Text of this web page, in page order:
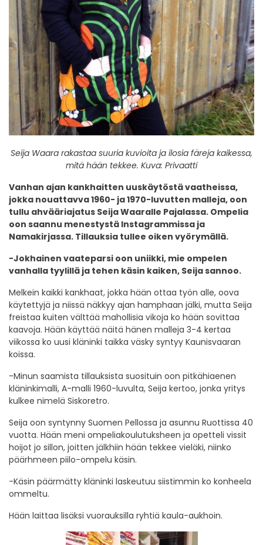
Seija Waara rakastaa suuria kuvioita ja ilosia färeja kaikessa,
mitä hään tekkee. Kuva: Privaatti
Vanhan ajan kankhaitten uuskäytöstä vaatheissa,
jokka nouattavva 1960- ja 1970-luvutten malleja, oon
tullu ahvääriajatus Seija Waaralle Pajalassa. Ompelia
oon saannu menestystä Instagrammissa ja
Namakirjassa. Tillauksia tullee oiken vyörymällä.
-Jokhainen vaateparsi oon uniikki, mie ompelen
vanhalla tyylillä ja tehen käsin kaiken, Seija sannoo.
Melkein kaikki kankhaat, jokka hään ottaa työn alle, oova
käytettyjä ja niissä näkkyy ajan hamphaan jälki, mutta Seija
freistaa kuiten välttää mahollisia vikoja ko hään sovittaa
kaavoja. Hään käyttää näitä hänen malleja 3-4 kertaa
viikossa ko uusi kläninki taikka väsky syntyy Kaunisvaaran
koissa.
-Minun saamista tillauksista suosituin oon pitkähiaenen
kläninkimalli, A-malli 1960-luvulta, Seija kertoo, jonka yritys
kulkee nimelä Siskoretro.
Seija oon syntynny Suomen Pellossa ja asunnu Ruottissa 40
vuotta. Hään meni ompeliakoulutuksheen ja opetteli vissit
hoijot jo sillon, joitten jälkhiin hään tekkee vieläki, niinko
päärhmeen piilo-ompelu käsin.
-Käsin päärmätty kläninki laskeutuu siistimmin ko konheela
ommeltu.
Hään laittaa lisäksi vuorauksilla ryhtiä kaula-aukhoin.